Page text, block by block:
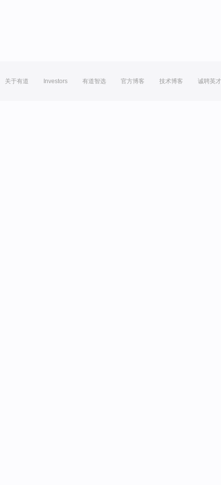
关于有道 Investors 有道智选 官方博客 技术博客 诚聘英才